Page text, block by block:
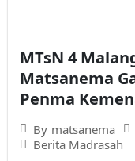
MTsN 4
Matsanema
Penma
By matsanema
Berita Madrasah